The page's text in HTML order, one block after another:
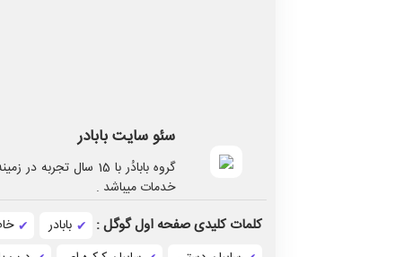
سئو سایت بابادر
گروه بابادُر با 15
خدمات میباشد .
کلمات کلیدی صفحه اول گوگل : بابادر